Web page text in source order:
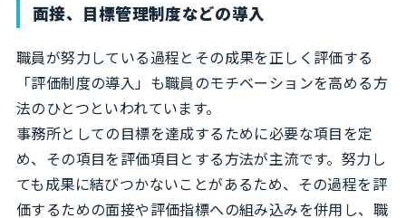
面接、目標管理制度などの導入
職員が努力している過程とその成果を正しく評価する
「評価制度の導入」も職員のモチベーションを高める方
法のひとつといわれています。
事務所としての目標を達成するために必要な項目を定
め、その項目を評価項目とする方法が主流です。努力し
ても成果に結びつかないことがあるため、その過程を評
価するための面接や評価指標への組み込みを併用し、職